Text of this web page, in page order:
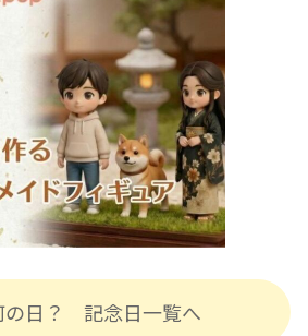
の日？ 記念日一覧へ